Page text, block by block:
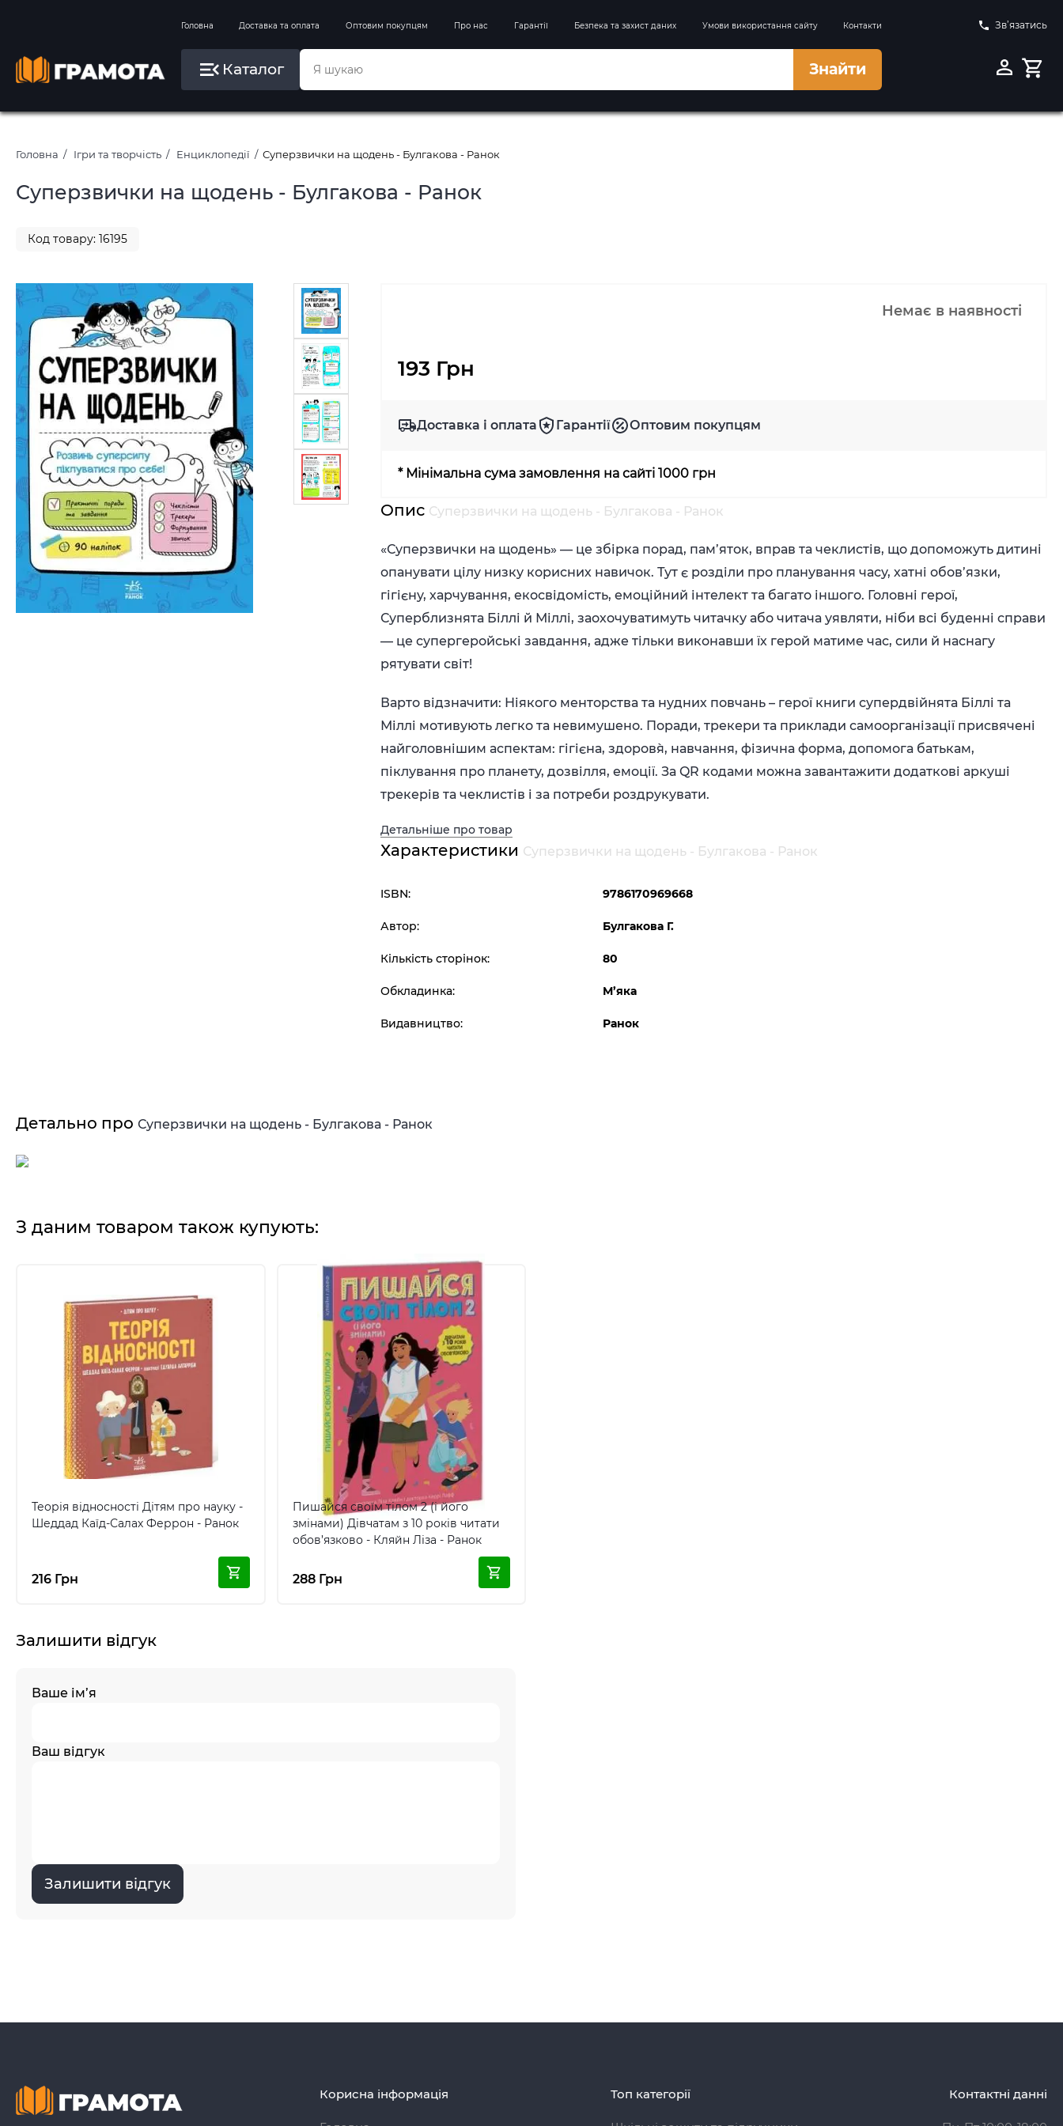
Головна Доставка та оплата Оптовим покупцям Про нас Гарантії Безпека та захист даних Умови використання сайту Контакти Зв’язатись
Каталог Знайти
Вправи на зимові канікули
Літо, пляж, плавання, басейни
Картини за номерами
Головна Ігри та творчість Енциклопедії Суперзвички на щодень - Булгакова - Ранок
Суперзвички на щодень - Булгакова - Ранок
Код товару: 16195
Немає в наявності
193 Грн
Доставка і оплата Гарантії Оптовим покупцям
* Мінімальна сума замовлення на сайті 1000 грн
Опис Суперзвички на щодень - Булгакова - Ранок
«Суперзвички на щодень» — це збірка порад, пам’яток, вправ та чеклистів, що допоможуть дитині
опанувати цілу низку корисних навичок. Тут є розділи про планування часу, хатні обов’язки,
гігієну, харчування, екосвідомість, емоційний інтелект та багато іншого. Головні герої,
Суперблизнята Біллі й Міллі, заохочуватимуть читачку або читача уявляти, ніби всі буденні справи
— це супергеройські завдання, адже тільки виконавши їх герой матиме час, сили й наснагу
рятувати світ!
Варто відзначити: Ніякого менторства та нудних повчань – герої книги супердвійнята Біллі та
Міллі мотивують легко та невимушено. Поради, трекери та приклади самоорганізації присвячені
найголовнішим аспектам: гігієна, здоров`я, навчання, фізична форма, допомога батькам,
піклування про планету, дозвілля, емоції. За QR кодами можна завантажити додаткові аркуші
трекерів та чеклистів і за потреби роздрукувати.
Детальніше про товар
Характеристики Суперзвички на щодень - Булгакова - Ранок
ISBN: 9786170969668
Автор: Булгакова Г.
Кількість сторінок: 80
Обкладинка: М’яка
Видавництво: Ранок
Детально про Суперзвички на щодень - Булгакова - Ранок
З даним товаром також купують:
Теорія відносності Дітям про науку -
Шеддад Каїд-Салах Феррон - Ранок
216 Грн
Пишайся своїм тілом 2 (і його
змінами) Дівчатам з 10 років читати
обов’язково - Кляйн Ліза - Ранок
288 Грн
Залишити відгук
Ваше ім’я
Ваш відгук
Залишити відгук
Корисна інформація Топ категорії Контактні данні